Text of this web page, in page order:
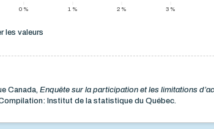
0 % 1 % 2 % 3 %
les valeurs
Canada, Enquête sur la participation et les limitations
Institut de la statistique du Québec.